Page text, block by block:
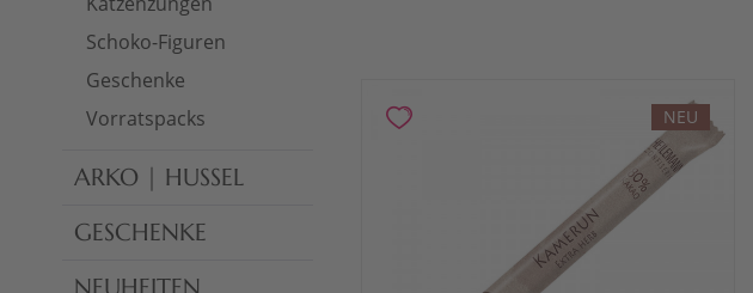
Schoko-Figuren
Geschenke
Vorratspacks
ARKO | HUSSEL
GESCHENKE
NEU